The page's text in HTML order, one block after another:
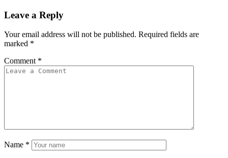
Leave a Reply
Your email address will not be published. Required fields are
marked *
Comment *
Name *